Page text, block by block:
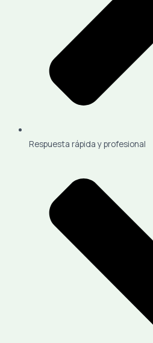
Respuesta rápida y profesional